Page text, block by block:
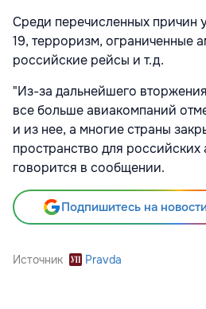
Среди перечисленных причин
19, терроризм, ограниченные
российские рейсы и т.д.
"Из-за дальнейшего
все больше авиакомпаний
и из нее, а многие страны
пространство для
говорится в сообщении.
Подпишитесь на
Источник Pravda